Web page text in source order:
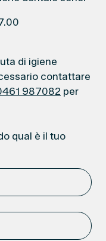
di igiene
contattare
987082 per
qual è il tuo